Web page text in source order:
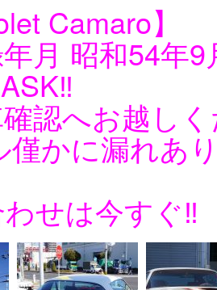
Camaro】
月 昭和54年9
認へお越し
僅かに漏れあ
せは今すぐ‼️